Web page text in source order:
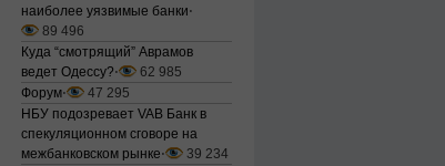
наиболее уязвимые банки⋅
89 496
Куда “смотрящий” Аврамов
ведет Одессу?⋅
62 985
Форум⋅
47 295
НБУ подозревает VAB Банк в
спекуляционном сговоре на
межбанковском рынке⋅
39 234